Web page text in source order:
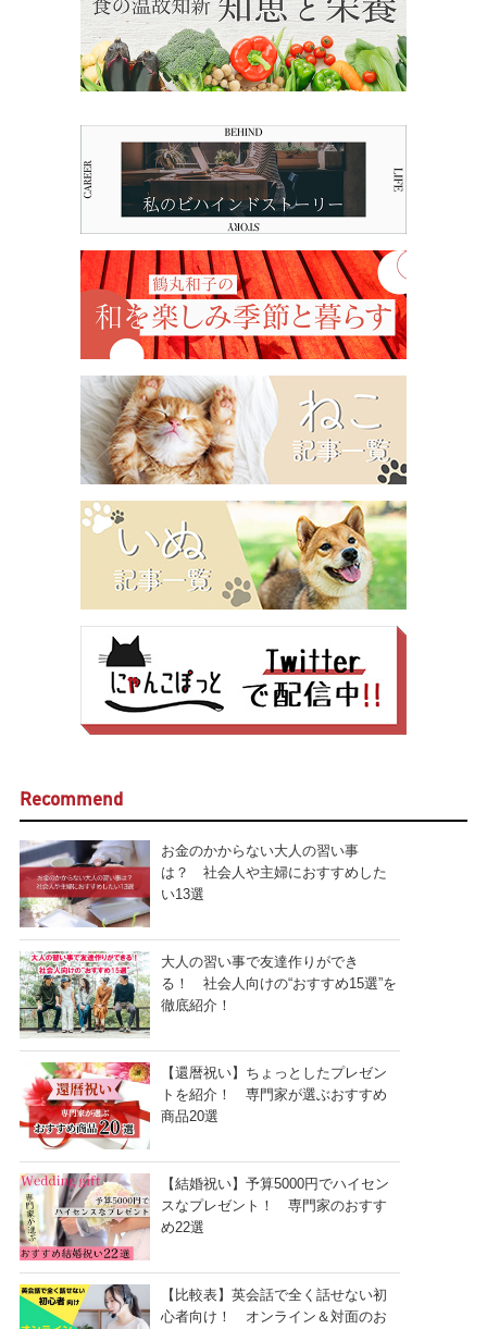
Recommend
お金のかからない大人の習い事
は？ 社会人や主婦におすすめした
い13選
大人の習い事で友達作りができ
る！ 社会人向けの“おすすめ15選”を
徹底紹介！
【還暦祝い】ちょっとしたプレゼン
トを紹介！ 専門家が選ぶおすすめ
商品20選
【結婚祝い】予算5000円でハイセン
スなプレゼント！ 専門家のおすす
め22選
【比較表】英会話で全く話せない初
心者向け！ オンライン＆対面のお